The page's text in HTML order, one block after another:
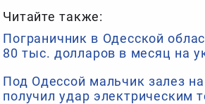
Читайте также:
Пограничник в Одесской
80 тыс. долларов в месяц на
Под Одессой мальчик залез
получил удар электрическим